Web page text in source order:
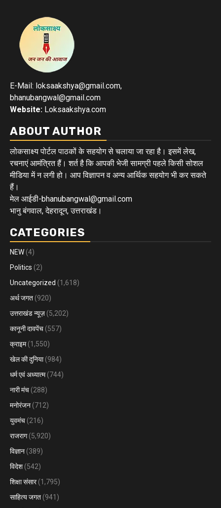
E-Mail: loksaakshya@gmail.com,
bhanubangwal@gmail.com
Website: Loksaakshya.com
ABOUT AUTHOR
लोकसाक्ष्य पोर्टल पाठकों के सहयोग से चलाया जा रहा है। इसमें लेख,
रचनाएं आमंत्रित हैं। शर्त है कि आपकी भेजी सामग्री पहले किसी सोशल
मीडिया में न लगी हो। आप विज्ञापन व अन्य आर्थिक सहयोग भी कर सकते
हैं।
मेल आईडी-bhanubangwal@gmail.com
भानु बंगवाल, देहरादून, उत्तराखंड।
CATEGORIES
NEW (4)
Politics (2)
Uncategorized (1,618)
अर्थ जगत (920)
उत्तराखंड न्यूज़ (5,202)
कानूनी दावपेंच (557)
क्राइम(1,550)
खेल की दुनिया(984)
धर्म एवं अध्यात्म(744)
नारी मंच (288)
मनोरंजन (712)
युवमंच (216)
राजराग(5,920)
विज्ञान (389)
विदेश (542)
शिक्षा संसार(1,795)
साहित्य जगत (941)